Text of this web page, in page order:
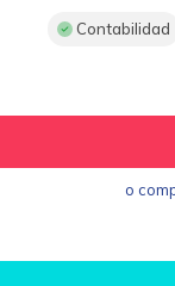
Contabilidad
o